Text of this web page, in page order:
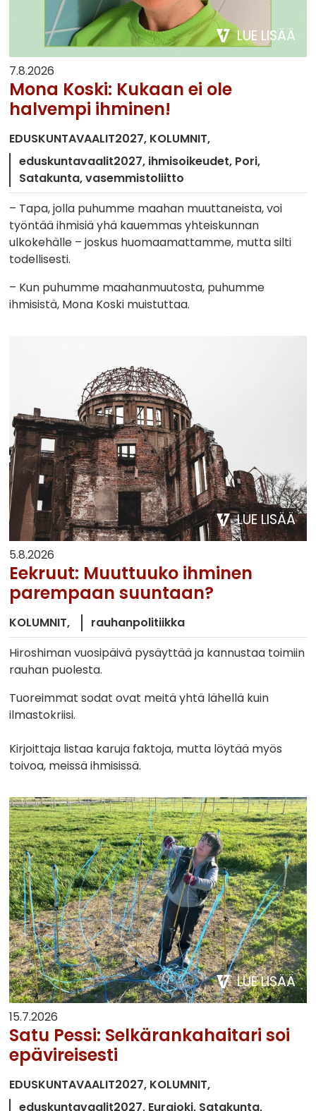
LUE LISÄÄ
7.8.2026
Mona Koski: Kukaan ei ole
halvempi ihminen!
EDUSKUNTAVAALIT2027 KOLUMNIT
eduskuntavaalit2027 ihmisoikeudet Pori
Satakunta vasemmistoliitto
– Tapa, jolla puhumme maahan muuttaneista, voi
työntää ihmisiä yhä kauemmas yhteiskunnan
ulkokehälle – joskus huomaamattamme, mutta silti
todellisesti.
– Kun puhumme maahanmuutosta, puhumme
ihmisistä, Mona Koski muistuttaa.
LUE LISÄÄ
5.8.2026
Eekruut: Muuttuuko ihminen
parempaan suuntaan?
KOLUMNIT
rauhanpolitiikka
Hiroshiman vuosipäivä pysäyttää ja kannustaa toimiin
rauhan puolesta.
Tuoreimmat sodat ovat meitä yhtä lähellä kuin
ilmastokriisi.
Kirjoittaja listaa karuja faktoja, mutta löytää myös
toivoa, meissä ihmisissä.
LUE LISÄÄ
15.7.2026
Satu Pessi: Selkärankahaitari soi
epävireisesti
EDUSKUNTAVAALIT2027 KOLUMNIT
eduskuntavaalit2027 Eurajoki Satakunta